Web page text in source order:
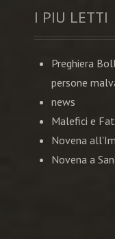
I PIU LETTI
Preghiera
persone
news
Malefici e
Novena
Novena a